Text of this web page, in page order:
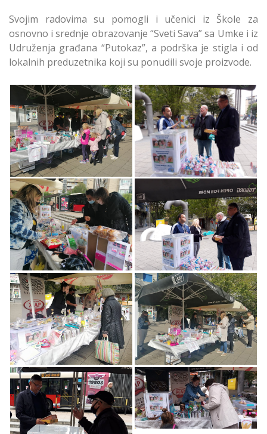
Svojim radovima su pomogli i učenici iz Škole za
osnovno i srednje obrazovanje “Sveti Sava” sa Umke i iz
Udruženja građana “Putokaz”, a podrška je stigla i od
lokalnih preduzetnika koji su ponudili svoje proizvode.
Održan Humanitarni
Bazar na Banovom
Brdu na Čukarici
Održan Humanitarni
Bazar na Banovom
Brdu na Čukarici
Održan Humanitarni
Bazar na Banovom
Brdu na Čukarici
Održan Humanitarni
Bazar na Banovom
Brdu na Čukarici
Održan Humanitarni
Bazar na Banovom
Brdu na Čukarici
Održan Humanitarni
Bazar na Banovom
Brdu na Čukarici
Održan Humanitarni
Bazar na Banovom
Brdu na Čukarici
Održan Humanitarni
Bazar na Banovom
Brdu na Čukarici